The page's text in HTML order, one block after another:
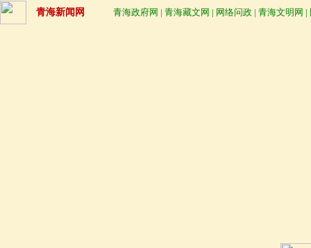
青海新闻网 青海政府网 | 青海藏文网 | 网络问政 | 青海文明网 |